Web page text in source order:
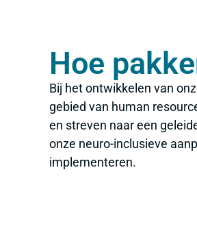
Hoe
Bij het ontwikkelen van
gebied van human
en streven naar een
onze neuro-inclusieve
implementeren.